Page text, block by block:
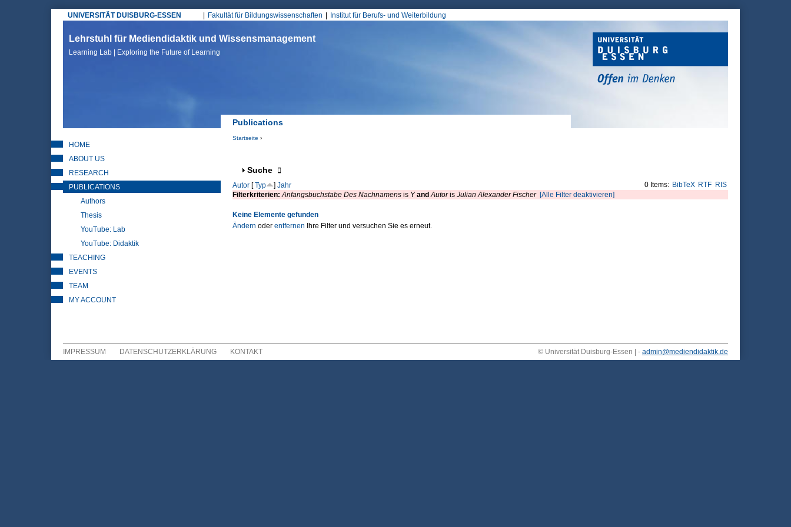
UNIVERSITÄT DUISBURG-ESSEN
Hauptmenü
Fakultät für Bildungswissenschaften Institut für Berufs- und Weiterbildung
Lehrstuhl für Mediendidaktik und Wissensmanagement
Learning Lab | Exploring the Future of Learning
Publications
Startseite ›
Anzeigen
Suche
0 Items: BibTeX RTF RIS
Autor[Typ ] Jahr
Filterkriterien:Anfangsbuchstabe Des Nachnamensis Y and Autoris Julian Alexander Fischer [Alle Filter deaktivieren]
Keine Elemente gefunden
Ändern oder entfernen Ihre Filter und versuchen Sie es erneut.
HOME
ABOUT US
RESEARCH
PUBLICATIONS
Authors
Thesis
YouTube: Lab
YouTube: Didaktik
TEACHING
EVENTS
TEAM
MY ACCOUNT
IMPRESSUM DATENSCHUTZERKLÄRUNG KONTAKT © Universität Duisburg-Essen | - admin@mediendidaktik.de